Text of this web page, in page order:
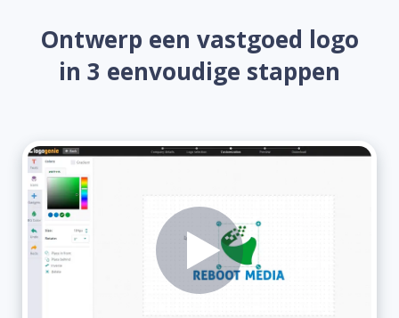
Ontwerp een vastgoed logo
in 3 eenvoudige stappen